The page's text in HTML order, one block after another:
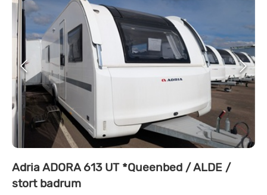
Adria ADORA 613 UT *Queenbed / ALDE /
stort badrum